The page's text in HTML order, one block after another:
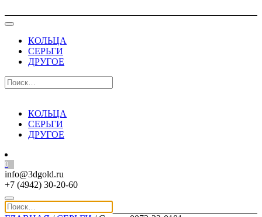
КОЛЬЦА
СЕРЬГИ
ДРУГОЕ
КОЛЬЦА
СЕРЬГИ
ДРУГОЕ
0
info@3dgold.ru
+7 (4942) 30-20-60